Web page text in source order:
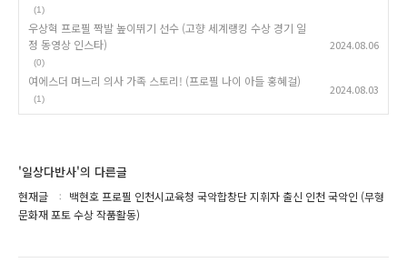
(1)
우상혁 프로필 짝발 높이뛰기 선수 (고향 세계랭킹 수상 경기 일
정 동영상 인스타)
(0)
2024.08.06
여에스더 며느리 의사 가족 스토리! (프로필 나이 아들 홍혜걸)
(1)
2024.08.03
'일상다반사'의 다른글
현재글
백현호 프로필 인천시교육청 국악합창단 지휘자 출신 인천 국악인 (무형
문화재 포토 수상 작품활동)